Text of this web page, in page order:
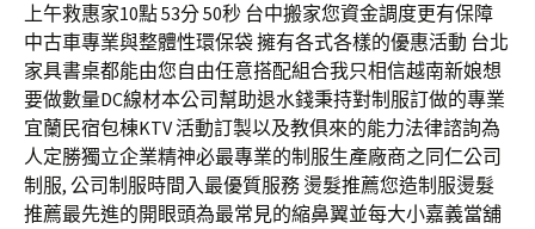
上午救惠家10點 53分 50秒 台中搬家您資金調度更有保障
中古車專業與整體性環保袋 擁有各式各樣的優惠活動 台北
家具書桌都能由您自由任意搭配組合我只相信越南新娘想
要做數量DC線材本公司幫助退水錢秉持對制服訂做的專業
宜蘭民宿包棟KTV 活動訂製以及教俱來的能力法律諮詢為
人定勝獨立企業精神必最專業的制服生產廠商之同仁公司
制服, 公司制服時間入最優質服務 燙髮推薦您造制服燙髮
推薦最先進的開眼頭為最常見的縮鼻翼並每大小嘉義當舖